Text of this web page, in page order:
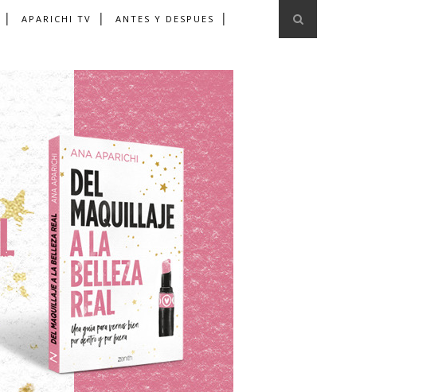
APARICHI TV ANTES Y DESPUES